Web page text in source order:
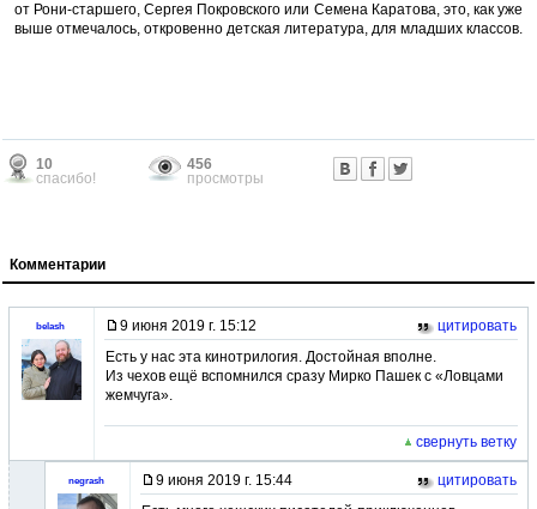
от Рони-старшего, Сергея Покровского или Семена Каратова, это, как уже
выше отмечалось, откровенно детская литература, для младших классов.
10
спасибо!
456
просмотры
Комментарии
belash 9 июня 2019 г. 15:12
цитировать
Есть у нас эта кинотрилогия. Достойная вполне.
Из чехов ещё вспомнился сразу Мирко Пашек с «Ловцами
жемчуга».
свернуть ветку
negrash 9 июня 2019 г. 15:44
цитировать